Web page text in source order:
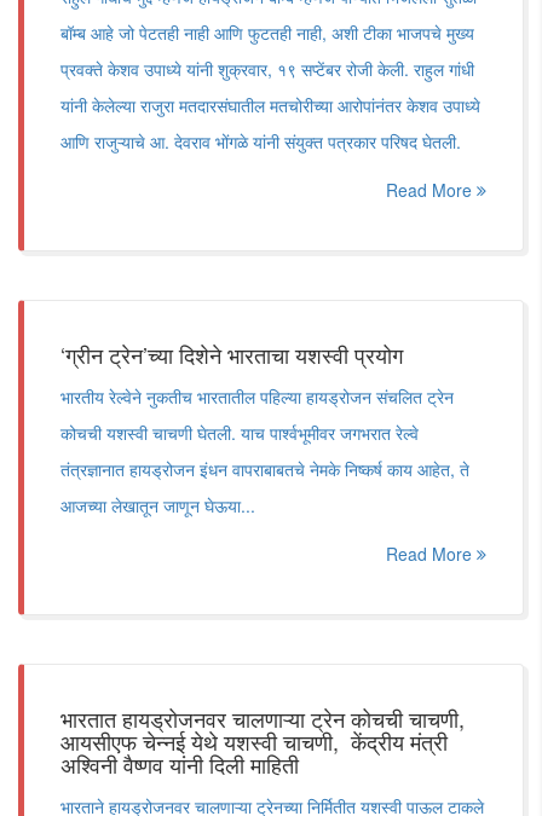
बॉम्ब आहे जो पेटतही नाही आणि फुटतही नाही, अशी टीका भाजपचे मुख्य
प्रवक्ते केशव उपाध्ये यांनी शुक्रवार, १९ सप्टेंबर रोजी केली. राहुल गांधी
यांनी केलेल्या राजुरा मतदारसंघातील मतचोरीच्या आरोपांनंतर केशव उपाध्ये
आणि राजुऱ्याचे आ. देवराव भोंगळे यांनी संयुक्त पत्रकार परिषद घेतली.
Read More
‘ग्रीन ट्रेन’च्या दिशेने भारताचा यशस्वी प्रयोग
भारतीय रेल्वेने नुकतीच भारतातील पहिल्या हायड्रोजन संचलित ट्रेन
कोचची यशस्वी चाचणी घेतली. याच पार्श्वभूमीवर जगभरात रेल्वे
तंत्रज्ञानात हायड्रोजन इंधन वापराबाबतचे नेमके निष्कर्ष काय आहेत, ते
आजच्या लेखातून जाणून घेऊया...
Read More
भारतात हायड्रोजनवर चालणाऱ्या ट्रेन कोचची चाचणी,
आयसीएफ चेन्नई येथे यशस्वी चाचणी, केंद्रीय मंत्री
अश्विनी वैष्णव यांनी दिली माहिती
भारताने हायड्रोजनवर चालणाऱ्या ट्रेनच्या निर्मितीत यशस्वी पाऊल टाकले